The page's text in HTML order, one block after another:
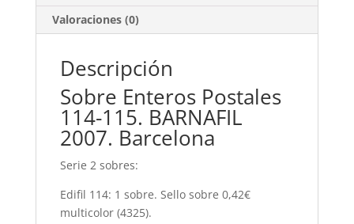
Valoraciones (0)
Descripción
Sobre Enteros Postales
114-115. BARNAFIL
2007. Barcelona
Serie 2 sobres:
Edifil 114: 1 sobre. Sello sobre 0,42€
multicolor (4325).